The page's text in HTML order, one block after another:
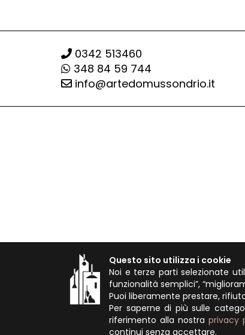
0342 513460
348 84 59 744
info@artedomussondrio.it
Questo sito utilizza i cookie
Noi e terze parti selezionate
funzionalità semplici”,
Puoi liberamente prestare,
Per saperne di più sulle
riferimento alla nostra privacy
continui senza accettare.